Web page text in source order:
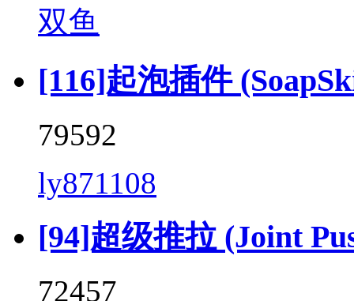
双鱼
[116]起泡插件
79592
ly871108
[94]超级推拉 (Joint
72457